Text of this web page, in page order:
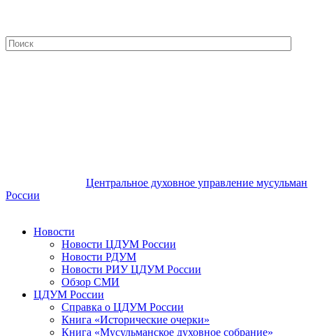
Центральное духовное управление мусульман
России
Новости
Новости ЦДУМ России
Новости РДУМ
Новости РИУ ЦДУМ России
Обзор СМИ
ЦДУМ России
Справка о ЦДУМ России
Книга «Исторические очерки»
Книга «Мусульманское духовное собрание»